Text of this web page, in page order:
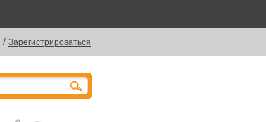
/ Зарегистрироваться